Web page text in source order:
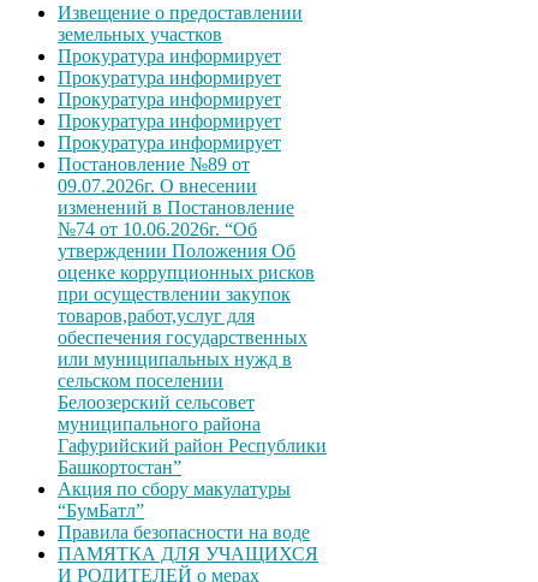
Извещение о предоставлении
земельных участков
Прокуратура информирует
Прокуратура информирует
Прокуратура информирует
Прокуратура информирует
Прокуратура информирует
Постановление №89 от
09.07.2026г. О внесении
изменений в Постановление
№74 от 10.06.2026г. “Об
утверждении Положения Об
оценке коррупционных рисков
при осуществлении закупок
товаров,работ,услуг для
обеспечения государственных
или муниципальных нужд в
сельском поселении
Белоозерский сельсовет
муниципального района
Гафурийский район Республики
Башкортостан”
Акция по сбору макулатуры
“БумБатл”
Правила безопасности на воде
ПАМЯТКА ДЛЯ УЧАЩИХСЯ
И РОДИТЕЛЕЙ о мерах